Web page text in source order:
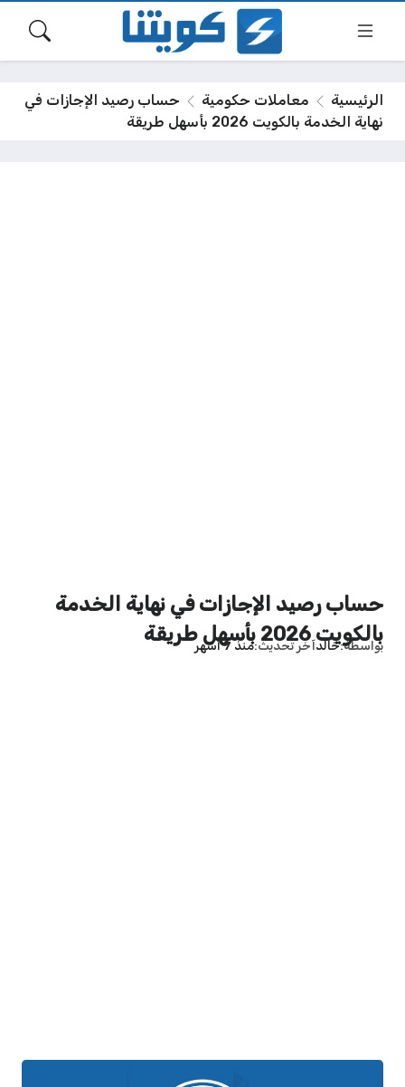
الرئيسية معاملات حكومية
حساب رصيد الإجازات في
نهاية الخدمة بالكويت 2026 بأسهل طريقة
حساب رصيد الإجازات في نهاية الخدمة
بالكويت 2026 بأسهل طريقة
بواسطة خالدآخر تحديث منذ 7 أشهر